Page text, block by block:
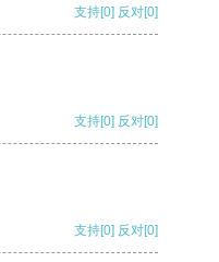
支持[0] 反对[0]
支持[0] 反对[0]
支持[0] 反对[0]